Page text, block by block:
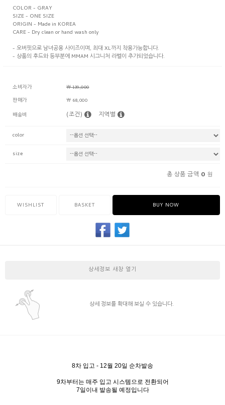
COLOR - GRAY
SIZE - ONE SIZE
ORIGIN - Made in KOREA
CARE - Dry clean or hand wash only
- 오버핏으로 남녀공용 사이즈이며, 최대 XL까지 착용가능합니다.
- 상품의 후드와 등부분에 MMAM 시그니처 라벨이 추가되었습니다.
소비자가
￦ 139,000
판매가
￦ 68,000
배송비
(조건) 지역별
color
size
총 상품 금액 0 원
WISHLIST BASKET BUY NOW
상세정보 새창 열기
상세 정보를 확대해 보실 수 있습니다.
8차 입고 - 12월 20일 순차발송
9차부터는 매주 입고 시스템으로 전환되어
7일이내 발송될 예정입니다